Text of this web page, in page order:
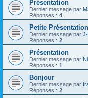
Présentation
Dernier message par
Réponses : 4
Petite Présentation
Dernier message par
Réponses : 2
Présentation
Dernier message par
Réponses : 1
Bonjour
Dernier message par
Réponses : 2